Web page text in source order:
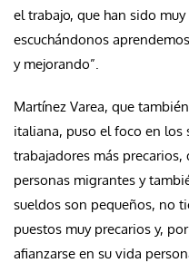
el trabajo, que han sido
escuchándonos
y mejorando”.
Martínez Varea, que
italiana, puso el foco en los
trabajadores más
personas migrantes y
sueldos son pequeños, no
puestos muy precarios y,
afianzarse en su vida